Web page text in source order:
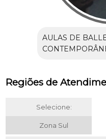
AULAS DE
Regiões de
Selecione:
Zona Sul